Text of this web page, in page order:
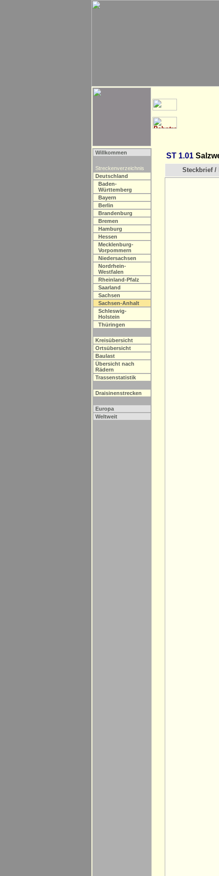
Willkommen
Streckenverzeichnis
Deutschland
Baden-
Württemberg
Bayern
Berlin
Brandenburg
Bremen
Hamburg
Hessen
Mecklenburg-
Vorpommern
Niedersachsen
Nordrhein-
Westfalen
Rheinland-Pfalz
Saarland
Sachsen
Sachsen-Anhalt
Schleswig-
Holstein
Thüringen
Kreisübersicht
Ortsübersicht
Baulast
Übersicht nach
Rädern
Trassenstatistik
Draisinenstrecken
Europa
Weltweit
ST 1.01
Steckbrief /